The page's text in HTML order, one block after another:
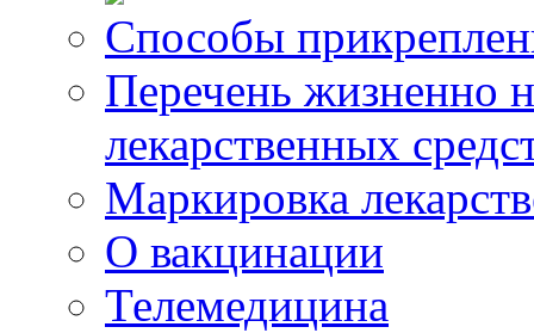
Способы
Перечень жизненно
лекарственных
Маркировка
О вакцинации
Телемедицина